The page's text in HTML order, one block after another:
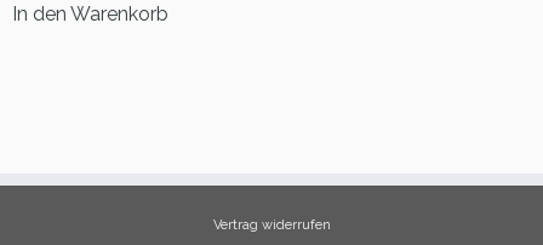
In den Warenkorb
Vertrag widerrufen